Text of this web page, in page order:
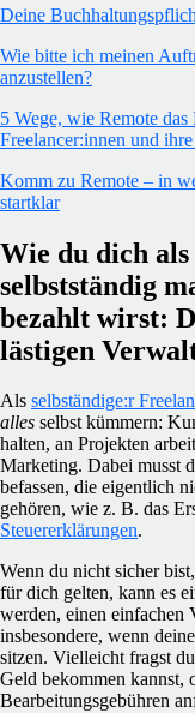
Deine
Wie bitte ich meinen
anzustellen?
5 Wege, wie Remote
Freelancer:innen und
Komm zu Remote – in
startklar
Wie du dich
selbstständig
bezahlt wirst:
lästigen
Als selbständige:r
alles selbst kümmern:
halten, an Projekten
Marketing. Dabei musst
befassen, die eigentlich
gehören, wie z. B. das
Steuererklärungen.
Wenn du nicht sicher
für dich gelten, kann es
werden, einen einfachen
insbesondere, wenn
sitzen. Vielleicht fragst
Geld bekommen kannst,
Bearbeitungsgebühren